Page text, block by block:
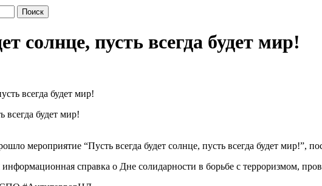
солнце, пусть всегда будет мир!
всегда будет мир!
мероприятие “Пусть всегда будет солнце, пусть всегда будет мир!”,
справка о Дне солидарности в борьбе с терроризмом,